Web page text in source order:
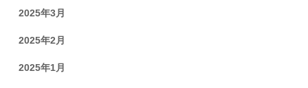
2025年3月
2025年2月
2025年1月